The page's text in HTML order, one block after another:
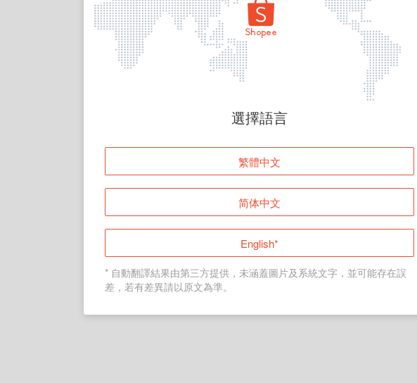
頁面無法顯示
登入
返回首頁
選擇語言
繁體中文
简体中文
English*
* 自動翻譯結果由第三方提供，未涵蓋圖片及系統文字，並可能存在誤
差，若有差異請以原文為準。